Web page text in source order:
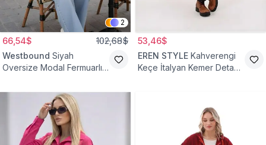
2
66,54$ 102,68$
Westbound Siyah
Oversize Modal Fermuarlı
53,46$
EREN STYLE Kahverengi
Keçe İtalyan Kemer Detaylı